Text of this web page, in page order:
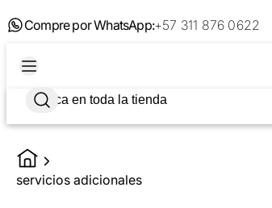
Compre por WhatsApp:+57 311 876 0622
servicios adicionales